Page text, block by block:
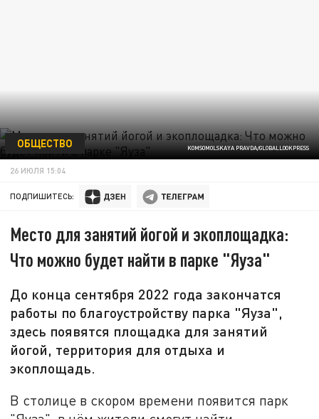
KOMSOMOLSKAYA PRAVDA/GLOBALLOOKPRESS
ОБЩЕСТВО
26 ИЮЛЯ 15:04
ПОДПИШИТЕСЬ:
Место для занятий йогой и экоплощадка:
Что можно будет найти в парке "Яуза"
До конца сентября 2022 года закончатся
работы по благоустройству парка "Яуза",
здесь появятся площадка для занятий
йогой, территория для отдыха и
экоплощадь.
В столице в скором времени появится парк